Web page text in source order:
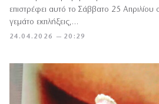
24.04.2026 — 20:29
επιστρέφει αυτό το Σάββατο 25
γεμάτο εκπλήξεις,…